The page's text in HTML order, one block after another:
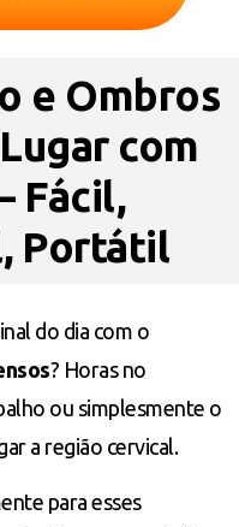
e Ombros
com
Fácil,
Portátil
do dia com o
? Horas no
ou simplesmente o
a região cervical.
para esses